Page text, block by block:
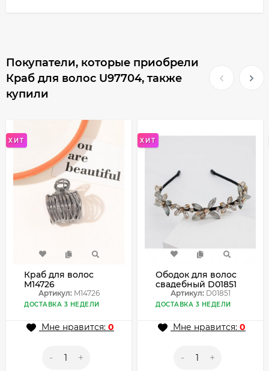
Покупатели, которые приобрели
Краб для волос U97704, также
купили
ХИТ
Краб для волос
M14726
Артикул:M14726
ДОСТАВКА 3 НЕДЕЛИ
Мне нравится: 0
- +
ХИТ
Ободок для волос
свадебный D01851
Артикул:D01851
ДОСТАВКА 3 НЕДЕЛИ
Мне нравится: 0
- +